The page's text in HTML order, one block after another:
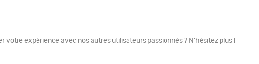
votre expérience avec nos autres utilisateurs passionnés ? N'hésitez plus !